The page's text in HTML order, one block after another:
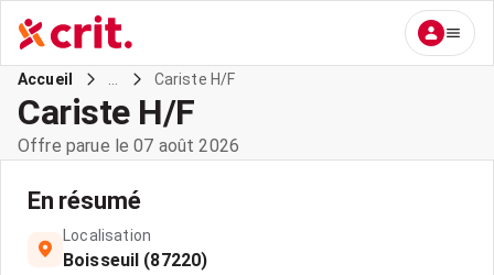
Accueil Cariste H/F
Cariste H/F
Offre parue le 07 août 2026
En résumé
Localisation
Boisseuil (87220)